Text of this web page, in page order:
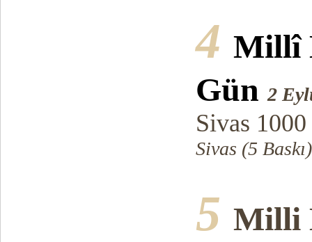
4 Millî
Gün 2
Sivas
Sivas (5 Baskı)
5 Milli